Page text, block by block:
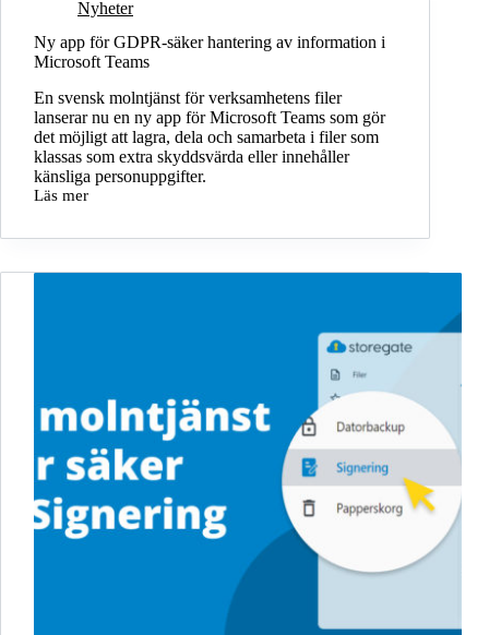
Nyheter
Ny app för GDPR-säker hantering av information i
Microsoft Teams
En svensk molntjänst för verksamhetens filer
lanserar nu en ny app för Microsoft Teams som gör
det möjligt att lagra, dela och samarbeta i filer som
klassas som extra skyddsvärda eller innehåller
känsliga personuppgifter.
Läs mer
Ny
för
säker